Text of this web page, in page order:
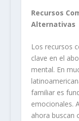
Recursos
Alternativas
Los recursos
clave en el
mental. En
familiar es
emocionales.
ahora buscan